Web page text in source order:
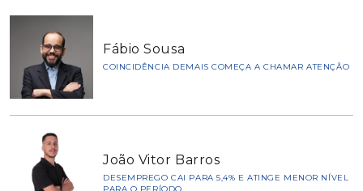
Fábio Sousa
COINCIDÊNCIA DEMAIS COMEÇA A CHAMAR ATENÇÃO
João Vitor Barros
DESEMPREGO CAI PARA 5,4% E ATINGE MENOR NÍVEL
PARA O PERÍODO